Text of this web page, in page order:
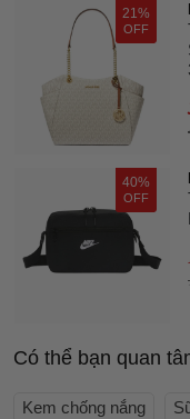
21%
OFF
40%
OFF
Có thể bạn quan
Kem chống nắng